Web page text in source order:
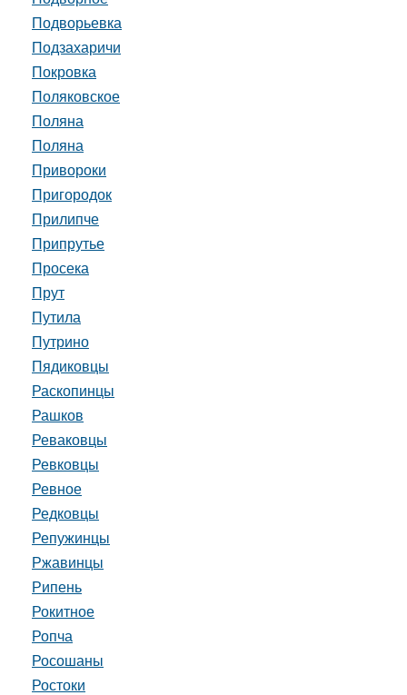
Подворьевка
Подзахаричи
Покровка
Поляковское
Поляна
Поляна
Привороки
Пригородок
Прилипче
Припрутье
Просека
Прут
Путила
Путрино
Пядиковцы
Раскопинцы
Рашков
Реваковцы
Ревковцы
Ревное
Редковцы
Репужинцы
Ржавинцы
Рипень
Рокитное
Ропча
Росошаны
Ростоки